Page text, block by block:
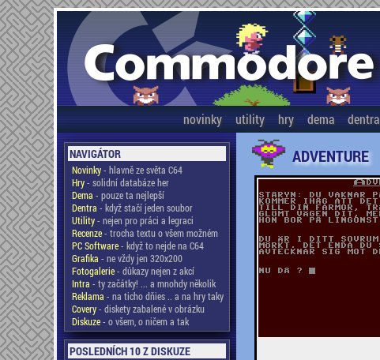
novinky utility hry dema dentra
NAVIGÁTOR
Novinky- hlavně ze světa C64
Hry- solidní databáze her
Dema - pouze ta nejlepší
Dentra - když stačí jeden soubor
Utility- nejen pro práci a legraci
Recenze- trocha textu o všem možném
PC Software- když to nejde na C64
Grafika - ne vždy jen 320x200
Fotogalerie- důkazy nejen z akcí
Intra - ty začátky! ... a mnohdy několik
Reklama - na ticho dňies .. a na hry taky
Covery- diskety zabalené v obrázku
Diskuze- o všem, o ničem a tak
POSLEDNÍCH 10 Z DISKUZE
ADVENTURE